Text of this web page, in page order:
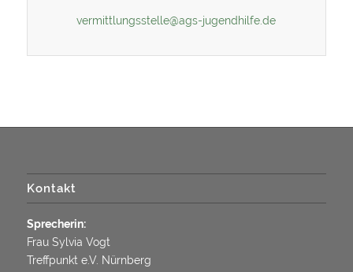
vermittlungsstelle@ags-jugendhilfe.de
Kontakt
Sprecherin:
Frau Sylvia Vogt
Treffpunkt e.V. Nürnberg